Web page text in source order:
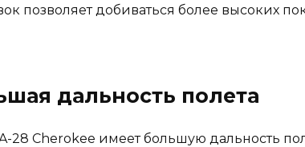
позволяет добиваться более высоких
дальность полета
28 Cherokee имеет большую дальность